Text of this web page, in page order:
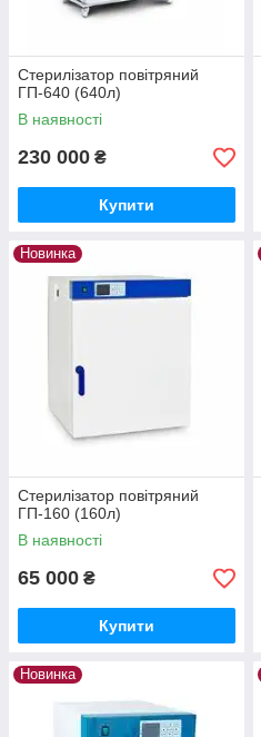
Стерилізатор повітряний
ГП-640 (640л)
В наявності
230 000 ₴
Купити
Новинка
Стерилізатор повітряний
ГП-160 (160л)
В наявності
65 000 ₴
Купити
Новинка